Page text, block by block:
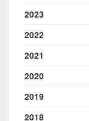
2023
2022
2021
2020
2019
2018